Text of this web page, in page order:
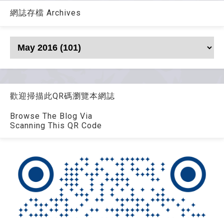
網誌存檔 Archives
歡迎掃描此QR碼瀏覽本網誌
Browse The Blog Via
Scanning This QR Code